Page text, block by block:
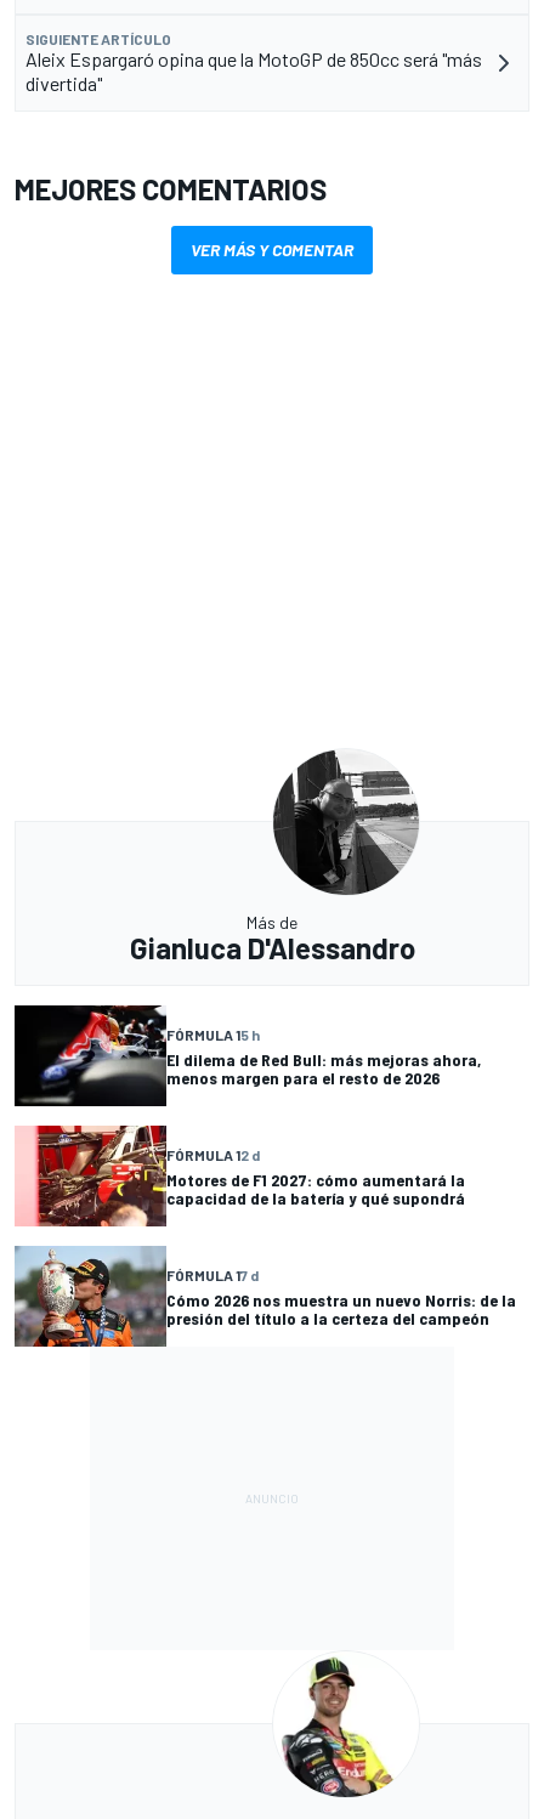
SIGUIENTE ARTÍCULO
Aleix Espargaró opina que la MotoGP de 850cc será "más
divertida"
MEJORES COMENTARIOS
VER MÁS Y COMENTAR
Más de
Gianluca D'Alessandro
FÓRMULA 15 h
El dilema de Red Bull: más mejoras ahora,
menos margen para el resto de 2026
FÓRMULA 12 d
Motores de F1 2027: cómo aumentará la
capacidad de la batería y qué supondrá
FÓRMULA 17 d
Cómo 2026 nos muestra un nuevo Norris: de la
presión del título a la certeza del campeón